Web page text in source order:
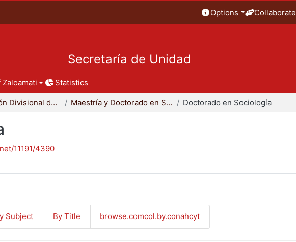
Options Collaborate
Secretaría de Unidad
Zaloamati Statistics
Coordinación Divisional de Posgrado Maestría y Doctorado en Sociología Doctorado en Sociología
11191/4390
Subject By Title browse.comcol.by.conahcyt